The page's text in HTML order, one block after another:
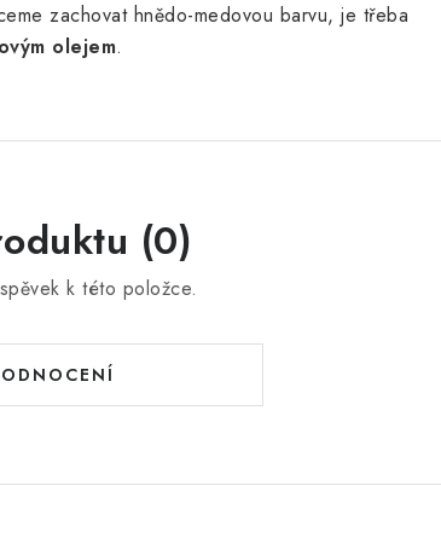
zachovat hnědo-medovou barvu, je třeba
olejem.
(0)
k této položce.